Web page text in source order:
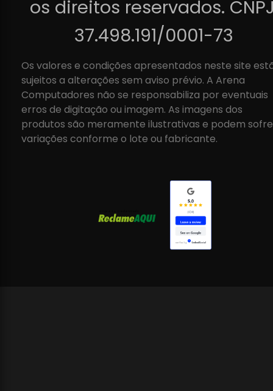
os direitos reservados.
37.498.191/0001-73
Os valores e condições apresentados neste site
sujeitos a alterações sem aviso prévio. A Arena
Computadores não se responsabiliza por eventuais
erros de digitação ou imagem. As imagens dos
produtos são meramente ilustrativas e podem
variações conforme o lote ou fabricante.